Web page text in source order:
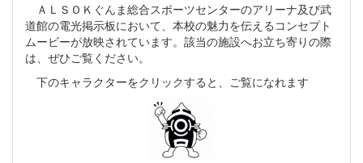
ＡＬＳＯＫぐんま総合スポーツセンターのアリーナ及び武
道館の電光掲示板において、本校の魅力を伝えるコンセプト
ムービーが放映されています。該当の施設へお立ち寄りの際
は、ぜひご覧ください。
下のキャラクターをクリックすると、ご覧になれます